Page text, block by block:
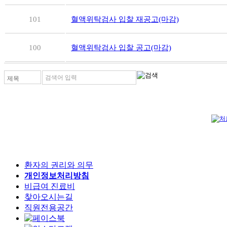
101 혈액위탁검사 입찰 재공고(마감)
100 혈액위탁검사 입찰 공고(마감)
제목 검색어 입력
환자의 권리와 의무
개인정보처리방침
비급여 진료비
찾아오시는길
직원전용공간